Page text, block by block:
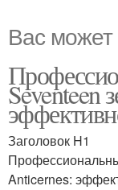
Вас может
Seventeen
Заголовок H1
Anticernes: